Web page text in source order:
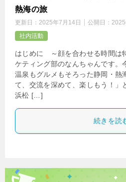
熱海の旅
更新日： 2025年7月14日 公開日：
社内活動
はじめに ～顔を合わせる時間は
ケティング部のなんちゃんです。
温泉もグルメもそろった静岡・熱
て、交流を深めて、楽しもう！」
浜松 […]
続きを読